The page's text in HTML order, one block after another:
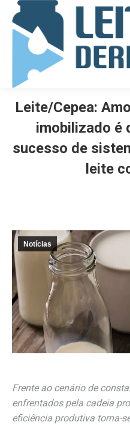
Leite/Cepea:
imobilizado é
sucesso de
leite
Notícias
Frente ao cenário de
enfrentados pela cadeia
eficiência produtiva torna-